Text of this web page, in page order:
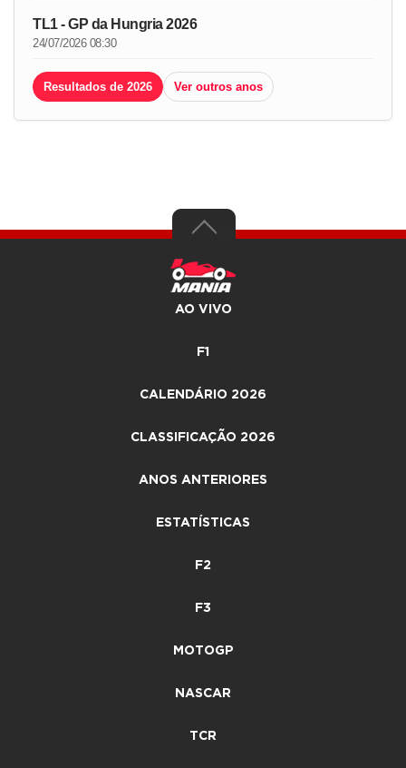
TL1 - GP da Hungria 2026
24/07/2026 08:30
Resultados de 2026 Ver outros anos
AO VIVO
F1
CALENDÁRIO 2026
CLASSIFICAÇÃO 2026
ANOS ANTERIORES
ESTATÍSTICAS
F2
F3
MOTOGP
NASCAR
TCR